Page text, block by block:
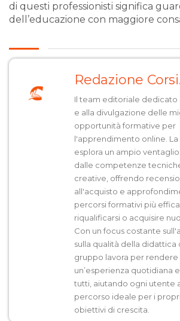
di questi professionisti significa
dell’educazione con maggiore
Redazione
Il team editoriale dedicato
e alla divulgazione delle
opportunità formative per
l'apprendimento online.
esplora un ampio
dalle competenze
creative, offrendo
all'acquisto e
percorsi formativi più
riqualificarsi o acquisire
Con un focus costante
sulla qualità della didattica
gruppo lavora per rendere
un’esperienza quotidiana
tutti, aiutando ogni utente
percorso ideale per i
obiettivi di crescita.